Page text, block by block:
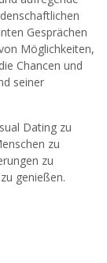
Gesprächen
Möglichkeiten,
Chancen und
seiner
Dating zu
zu
zu
genießen.